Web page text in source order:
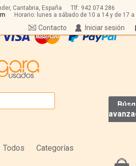
Cantabria, España Tlf: 942 074 286
Horario: lunes a sábado de 10 a 14 y de 17 a
Iniciar sesión
Contacto
Todos Categorías